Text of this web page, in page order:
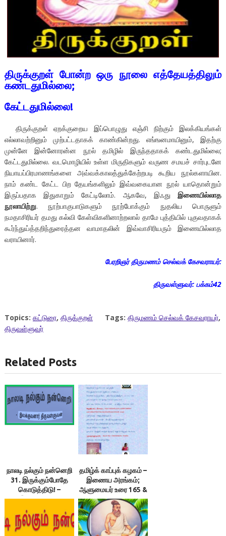
திருக்குறள் போன்ற ஒரு நூலை எத்தேயத்திலும்
கண்டதுமில்லை;
கேட்டதுமில்லை!
திருக்குறள் ஏறக்குறைய இப்பொழுது எஞ்சி நிற்கும் இலக்கியங்கள்
எல்லாவற்றினும் முற்பட்டதாகக் காண்கின்றது. எங்ஙனமாயினும், இதற்கு
முன்னே இன்னோரன்ன நூல் தமிழில் இருந்ததாகக் கண்டதுமில்லை;
கேட்டதுமில்லை. வடமொழியில் உள்ள மிருதிகளும் வருண சமயச் சார்புடனே
நியாயப்பிரமாணங்களை அவ்வக்காலத்துக்கேற்றபடி கூறிய நூல்களாயின.
நாம் கண்ட கேட்ட பிற தேயங்களிலும் இவ்வகையான நூல் யாதொன்றும்
இருப்பதாக இதுகாறும் கேட்டிலோம். ஆகவே, இஃதுஇணையில்லாத
நூலாயிற்று. நூற்பாகுபாடுகளும் நூற்போக்கும் நுதலிய பொருளும்
நமதாசிரியர் தமது கல்வி கேள்விகளினாற்றலால் தாமே புத்தியில் புகுவதாகக்
கூர்ந்துய்த்தறிந்துரைத்தன வாமாதலின் இவ்வாசிரியரும் இணையில்லாத
வராயினார்.
பேரறிஞர் திருமணம் செல்வக் கேசவராயர்:
திருவள்ளுவர்: பக்கம்42
Topics: கட்டுரை, திருக்குறள் Tags: திருமணம் செல்வக் கேசவராயர்,
திருவள்ளுவர்
Related Posts
நாலடி நல்கும் நன்னெறி
31. இருக்கும்போதே
கொடுத்திடு! –
இலக்குவனார்
திருவள்ளுவன்
தமிழ்க் காப்புக் கழகம் –
இணைய அரங்கம்;
ஆளுமையர் உரை 165 &
166 ; நூலரங்கம்